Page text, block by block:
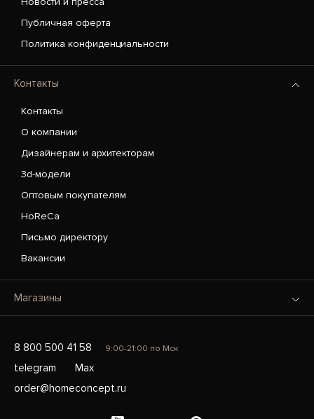
Публичная оферта
Политика конфиденциальности
Контакты
Контакты
О компании
Дизайнерам и архитекторам
3d-модели
Оптовым покупателям
HoReCa
Письмо директору
Вакансии
Магазины
8 800 500 41 58 9:00-21:00 по Мск
telegram
Max
order@homeconcept.ru